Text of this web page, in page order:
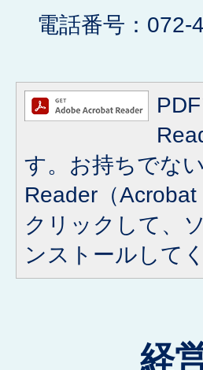
電話番号：072-
す。お持ちでな
Reader（
クリックして、
ンストールして
経